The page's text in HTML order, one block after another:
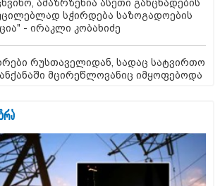
ამაზრზენია ასეთი განცხადების
სჭირდება საზოგადოების
- ირაკლი კობახიძე
რუსთაველიდან, სადაც სატვირთო
მცირეწლოვანიც იმყოფებოდა